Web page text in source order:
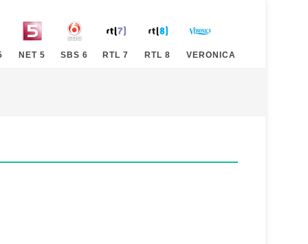
NET 5 SBS 6 RTL 7 RTL 8 VERONICA